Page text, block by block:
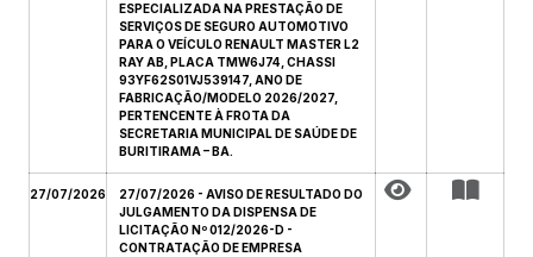
ESPECIALIZADA NA PRESTAÇÃO DE
SERVIÇOS DE SEGURO AUTOMOTIVO
PARA O VEÍCULO RENAULT MASTER L2
RAY AB, PLACA TMW6J74, CHASSI
93YF62S01VJ539147, ANO DE
FABRICAÇÃO/MODELO 2026/2027,
PERTENCENTE À FROTA DA
SECRETARIA MUNICIPAL DE SAÚDE DE
BURITIRAMA – BA.
27/07/2026
27/07/2026 - AVISO DE RESULTADO DO
JULGAMENTO DA DISPENSA DE
LICITAÇÃO Nº 012/2026-D -
CONTRATAÇÃO DE EMPRESA